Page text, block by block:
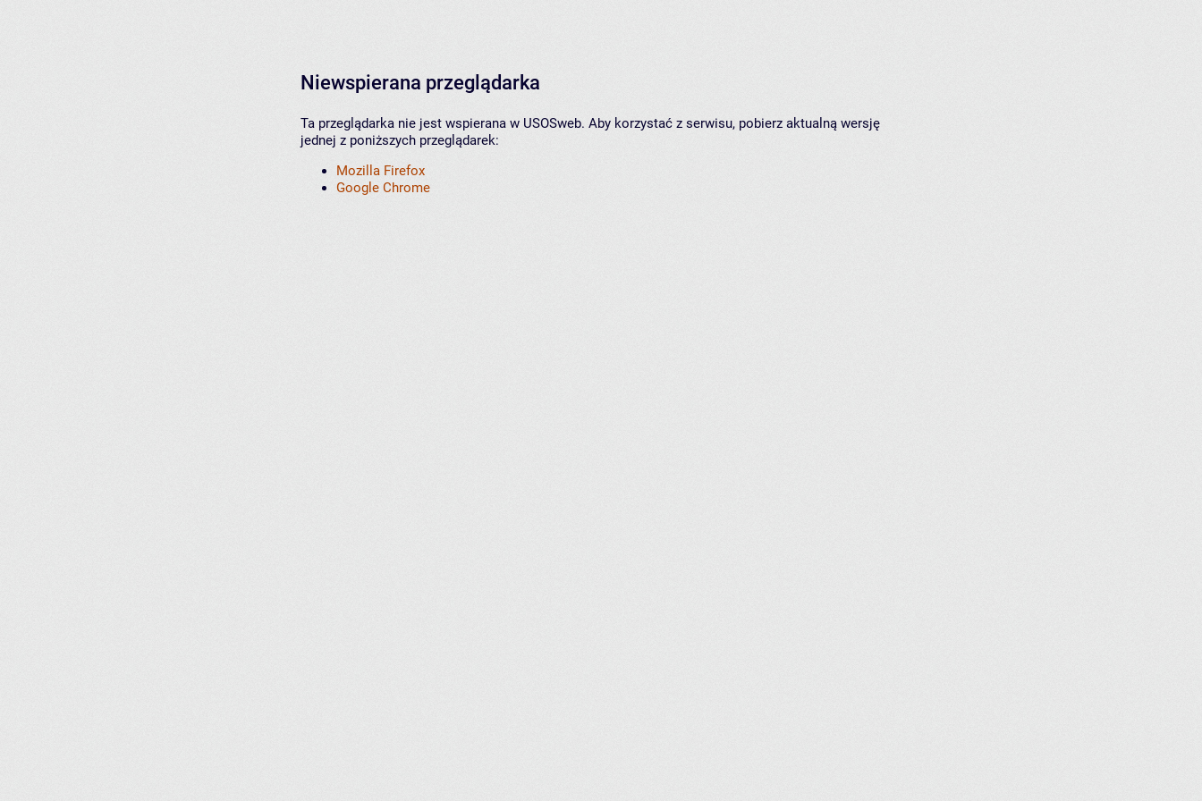
Niewspierana przeglądarka
Ta przeglądarka nie jest wspierana w USOSweb. Aby korzystać z serwisu, pobierz aktualną wersję
jednej z poniższych przeglądarek:
Mozilla Firefox
Google Chrome